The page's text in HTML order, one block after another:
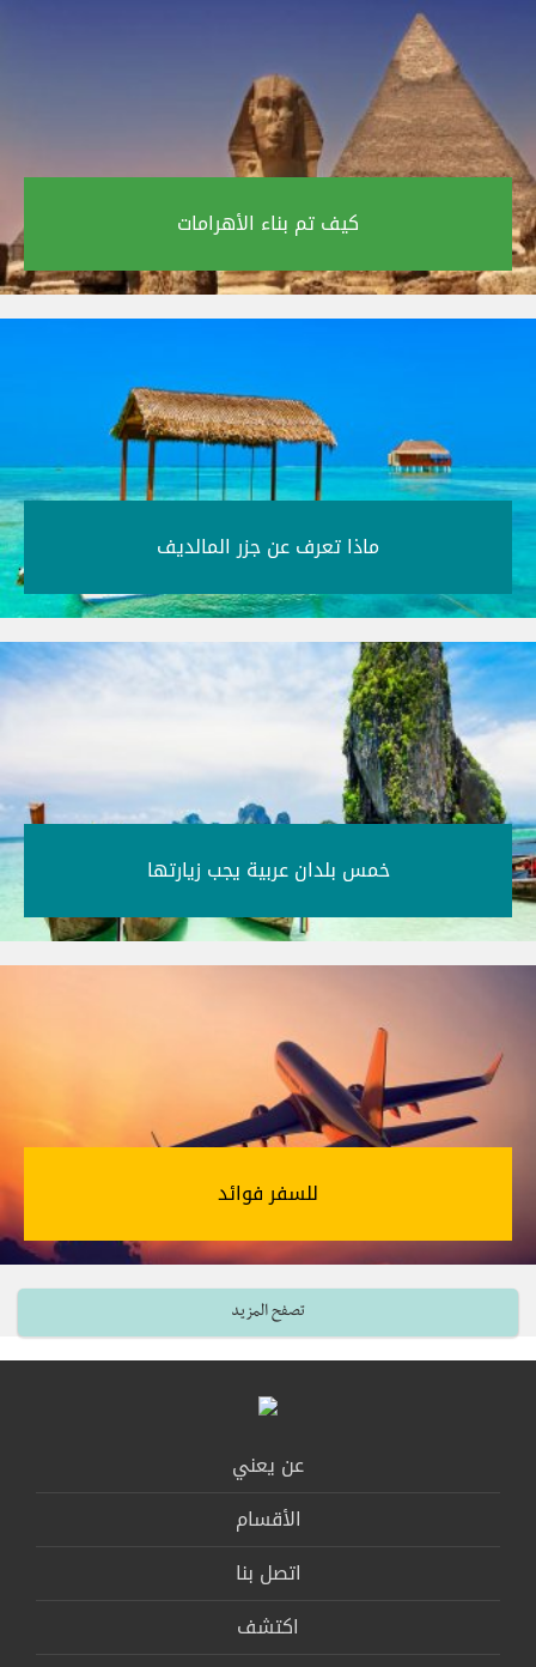
كيف تم بناء الأهرامات‎
ماذا تعرف عن جزر المالديف‎
خمس بلدان عربية يجب زيارتها‎
للسفر فوائد‎
تصفح المزيد
عن يعني
الأقسام
اتصل بنا
اكتشف